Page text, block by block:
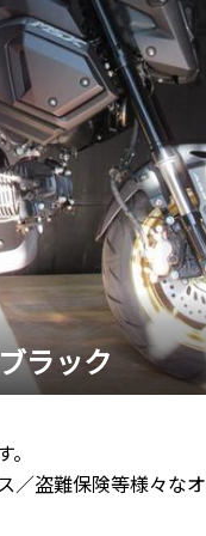
ラック
盗難保険等様々な